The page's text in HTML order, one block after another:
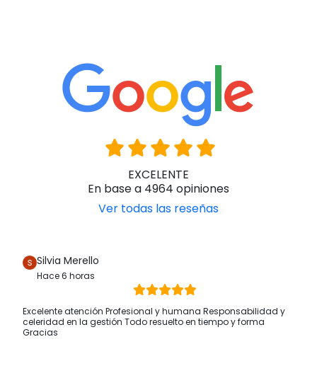
EXCELENTE
En base a 4964 opiniones
Ver todas las reseñas
Silvia Merello
Hace 6 horas
Excelente atención Profesional y humana Responsabilidad y
celeridad en la gestión Todo resuelto en tiempo y forma
Gracias